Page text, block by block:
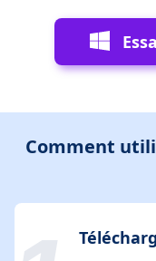
Comment